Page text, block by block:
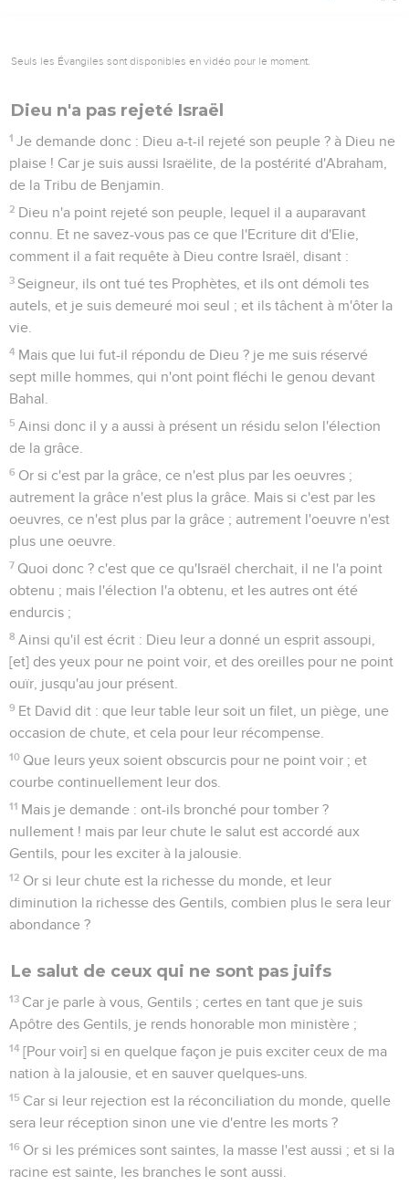
Seuls les Évangiles sont disponibles en vidéo pour le moment.
Dieu n'a pas rejeté Israël
1 Je demande donc : Dieu a-t-il rejeté son peuple ? à Dieu ne
plaise ! Car je suis aussi Israëlite, de la postérité d'Abraham,
de la Tribu de Benjamin.
2 Dieu n'a point rejeté son peuple, lequel il a auparavant
connu. Et ne savez-vous pas ce que l'Ecriture dit d'Elie,
comment il a fait requête à Dieu contre Israël, disant :
3 Seigneur, ils ont tué tes Prophètes, et ils ont démoli tes
autels, et je suis demeuré moi seul ; et ils tâchent à m'ôter la
vie.
4 Mais que lui fut-il répondu de Dieu ? je me suis réservé
sept mille hommes, qui n'ont point fléchi le genou devant
Bahal.
5 Ainsi donc il y a aussi à présent un résidu selon l'élection
de la grâce.
6 Or si c'est par la grâce, ce n'est plus par les oeuvres ;
autrement la grâce n'est plus la grâce. Mais si c'est par les
oeuvres, ce n'est plus par la grâce ; autrement l'oeuvre n'est
plus une oeuvre.
7 Quoi donc ? c'est que ce qu'Israël cherchait, il ne l'a point
obtenu ; mais l'élection l'a obtenu, et les autres ont été
endurcis ;
8 Ainsi qu'il est écrit : Dieu leur a donné un esprit assoupi,
[et] des yeux pour ne point voir, et des oreilles pour ne point
ouïr, jusqu'au jour présent.
9 Et David dit : que leur table leur soit un filet, un piège, une
occasion de chute, et cela pour leur récompense.
10 Que leurs yeux soient obscurcis pour ne point voir ; et
courbe continuellement leur dos.
11 Mais je demande : ont-ils bronché pour tomber ?
nullement ! mais par leur chute le salut est accordé aux
Gentils, pour les exciter à la jalousie.
12 Or si leur chute est la richesse du monde, et leur
diminution la richesse des Gentils, combien plus le sera leur
abondance ?
Le salut de ceux qui ne sont pas juifs
13 Car je parle à vous, Gentils ; certes en tant que je suis
Apôtre des Gentils, je rends honorable mon ministère ;
14 [Pour voir] si en quelque façon je puis exciter ceux de ma
nation à la jalousie, et en sauver quelques-uns.
15 Car si leur rejection est la réconciliation du monde, quelle
sera leur réception sinon une vie d'entre les morts ?
16 Or si les prémices sont saintes, la masse l'est aussi ; et si la
racine est sainte, les branches le sont aussi.